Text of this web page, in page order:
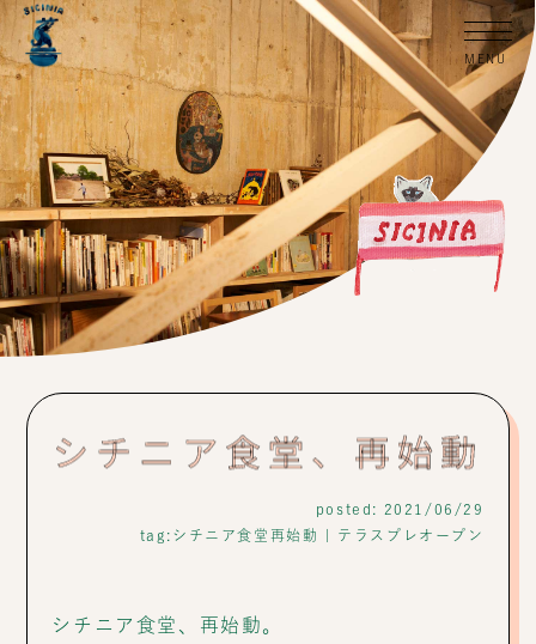
シチニア食堂、再始動
posted: 2021/06/29
tag: シチニア食堂再始動 テラスプレオープン
シチニア食堂、再始動。